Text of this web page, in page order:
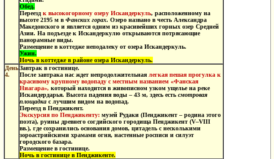
Обед.
Переезд к высокогорному озеру Искандеркуль, расположенному на
высоте 2195 м в Фанских горах. Озеро названо в честь Александра
Македонского и является одним из красивейших горных озер Средней
Азии. На подъезде к Искандеркулю открываются потрясающие
панорамные виды.
Размещение в коттедже неподалеку от озера Искандеркуль.
Ужин.
Ночь в коттедже в районе озера Искандеркуль.
День
4.
Завтрак в гостинице.
После завтрака нас ждет непродолжительная легкая пешая прогулка к
красивому крупному водопаду с местным названием «Фанская
Ниагара», который находится в живописном узком ущелье на реке
Искандердарья. Высота падения воды – 43 м, здесь есть смотровая
площадка с лучшим видом на водопад.
Переезд в Пенджикент.
Экскурсия по Пенджикенту: музей Рудаки (Пенджикент – родина этого
поэта), руины древнего согдийского городища Пенджикент (V–VIII
вв.), где сохранились основания домов, цитадель с несколькими
зороастрийскими храмами огня, настенные росписи и силуэт
городского базара.
Размещение в гостинице.
Ночь в гостинице в Пенджикенте.